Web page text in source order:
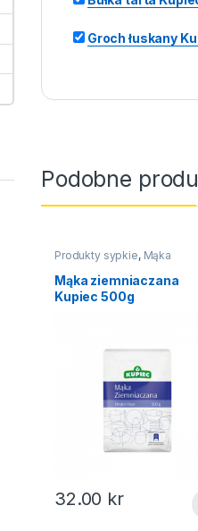
Groch łuskany
Podobne
Produkty sypkie, Mąka
Mąka ziemniaczana
Kupiec 500g
32.00 kr